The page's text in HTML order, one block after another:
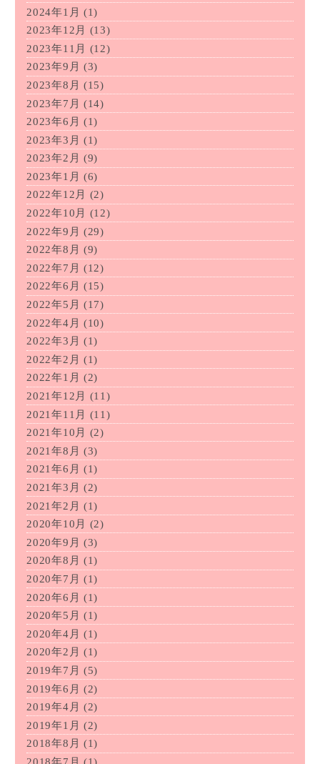
2024年1月 (1)
2023年12月
(13)
2023年11月
(12)
2023年9月 (3)
2023年8月 (15)
2023年7月 (14)
2023年6月 (1)
2023年3月 (1)
2023年2月 (9)
2023年1月 (6)
2022年12月
(2)
2022年10月
(12)
2022年9月 (29)
2022年8月 (9)
2022年7月 (12)
2022年6月 (15)
2022年5月 (17)
2022年4月 (10)
2022年3月 (1)
2022年2月 (1)
2022年1月 (2)
2021年12月
(11)
2021年11月 (11)
2021年10月
(2)
2021年8月 (3)
2021年6月 (1)
2021年3月 (2)
2021年2月 (1)
2020年10月
(2)
2020年9月 (3)
2020年8月 (1)
2020年7月 (1)
2020年6月 (1)
2020年5月 (1)
2020年4月 (1)
2020年2月 (1)
2019年7月 (5)
2019年6月 (2)
2019年4月 (2)
2019年1月 (2)
2018年8月 (1)